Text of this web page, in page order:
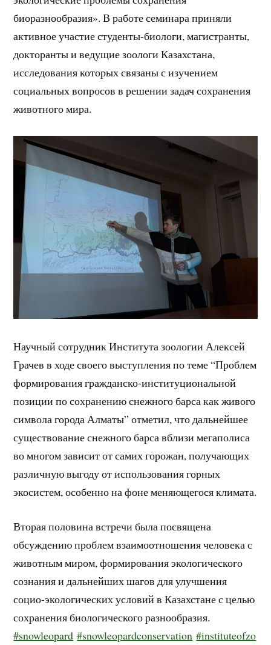
биоразнообразия». В работе семинара приняли
активное участие студенты-биологи, магистранты,
докторанты и ведущие зоологи Казахстана,
исследования которых связаны с изучением
социальных вопросов в решении задач сохранения
животного мира.
Научный сотрудник Института зоологии Алексей
Грачев в ходе своего выступления по теме “Проблем
формирования гражданско-институциональной
позиции по сохранению снежного барса как живого
символа города Алматы” отметил, что дальнейшее
существование снежного барса вблизи мегаполиса
во многом зависит от самих горожан, получающих
различную выгоду от использования горных
экосистем, особенно на фоне меняющегося климата.
Вторая половина встречи была посвящена
обсуждению проблем взаимоотношения человека с
животным миром, формирования экологического
сознания и дальнейших шагов для улучшения
социо-экологических условий в Казахстане с целью
сохранения биологического разнообразия.
#snowleopard #snowleopardconservation #instituteofzo